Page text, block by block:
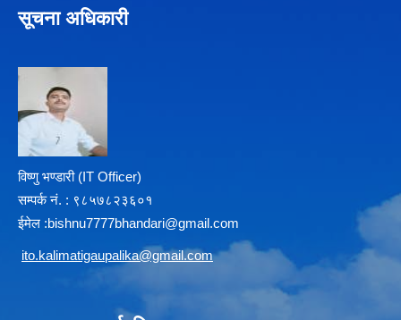
सूचना अधिकारी
विष्णु भण्डारी (IT Officer)
सम्पर्क न‌ं. : ९८५७८२३६०१
ईमेल :bishnu7777bhandari@gmail.com
ito.kalimatigaupalika@gmail.com